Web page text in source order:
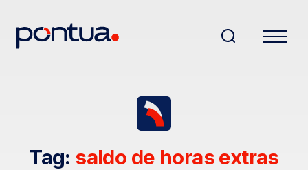
Tag: saldo de horas extras